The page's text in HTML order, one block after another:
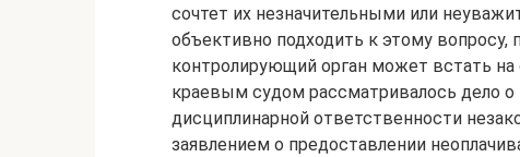
сочтет их незначительными или
объективно подходить к этому вопросу,
контролирующий орган может встать
краевым судом рассматривалось дело
дисциплинарной ответственности
заявлением о предоставлении